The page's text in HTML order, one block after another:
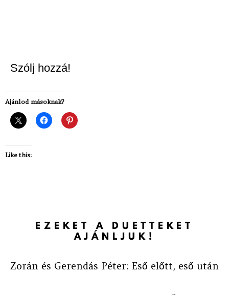
Szólj hozzá!
Ajánlod másoknak?
Like this:
EZEKET A DUETTEKET
AJÁNLJUK!
Zorán és Gerendás Péter: Eső előtt, eső után